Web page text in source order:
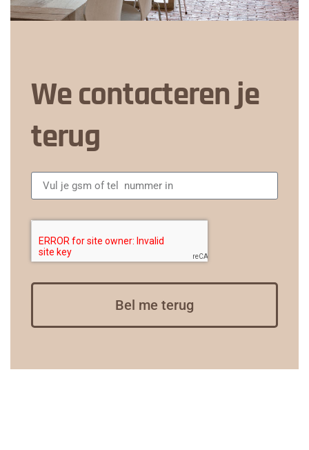
We contacteren je
terug
Bel me terug